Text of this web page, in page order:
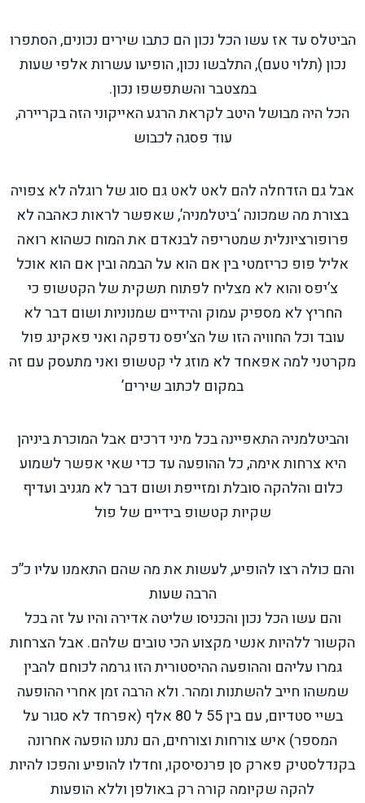
הביטלס עד אז עשו הכל נכון הם כתבו שירים נכונים, הסתפרו
נכון (תלוי טעם), התלבשו נכון, הופיעו עשרות אלפי שעות
במצטבר והשתפשפו נכון.
הכל היה מבושל היטב לקראת הרגע האייקוני הזה בקריירה,
עוד פסגה לכבוש
אבל גם הזדחלה להם לאט לאט גם סוג של רוגלה לא צפויה
בצורת מה שמכונה ‘ביטלמניה’, שאפשר לראות כאהבה לא
פרופורציונלית שמטריפה לבנאדם את המוח כשהוא רואה
אליל פופ כריזמטי בין אם הוא על הבמה ובין אם הוא אוכל
צ’יפס והוא לא מצליח לפתוח תשקית של הקטשופ כי
החריץ לא מספיק עמוק והידיים שמנוניות ושום דבר לא
עובד וכל החוויה הזו של הצ’יפס נדפקה ואני פאקינג פול
מקרטני למה אפאחד לא מוזג לי קטשופ ואני מתעסק עם זה
במקום לכתוב שירים’
והביטלמניה התאפיינה בכל מיני דרכים אבל המוכרת ביניהן
היא צרחות אימה, כל ההופעה עד כדי שאי אפשר לשמוע
כלום והלהקה סובלת ומזייפת ושום דבר לא מגניב ועדיף
שקיות קטשופ בידיים של פול
והם כולה רצו להופיע, לעשות את מה שהם התאמנו עליו כ”כ
הרבה שעות
והם עשו הכל נכון והכניסו שליטה אדירה והיו על זה בכל
הקשור ללהיות אנשי מקצוע הכי טובים שלהם. אבל הצרחות
גמרו עליהם וההופעה ההיסטורית הזו גרמה לכוחם להבין
שמשהו חייב להשתנות ומהר. ולא הרבה זמן אחרי ההופעה
בשיי סטדיום, עם בין 55 ל 80 אלף (אפרחד לא סגור על
המספר) איש צורחות וצורחים, הם נתנו הופעה אחרונה
בקנדלסטיק פארק סן פרנסיסקו, וחדלו להופיע והפכו להיות
להקה שקיומה קורה רק באולפן וללא הופעות